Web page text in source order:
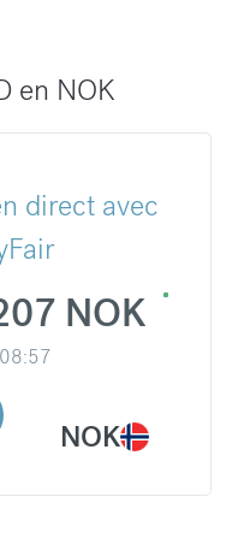
en NOK
direct avec
NOK
08:57
NOK